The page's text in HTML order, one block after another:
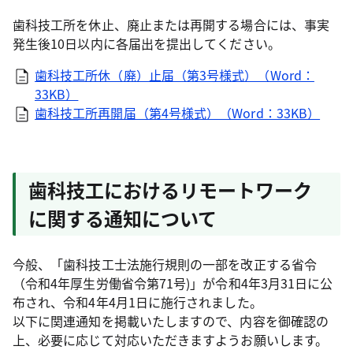
歯科技工所を休止、廃止または再開する場合には、事実
発生後10日以内に各届出を提出してください。
歯科技工所休（廃）止届（第3号様式）（Word：
33KB）
歯科技工所再開届（第4号様式）（Word：33KB）
歯科技工におけるリモートワーク
に関する通知について
今般、「歯科技工士法施行規則の一部を改正する省令
（令和4年厚生労働省令第71号)」が令和4年3月31日に公
布され、令和4年4月1日に施行されました。
以下に関連通知を掲載いたしますので、内容を御確認の
上、必要に応じて対応いただきますようお願いします。